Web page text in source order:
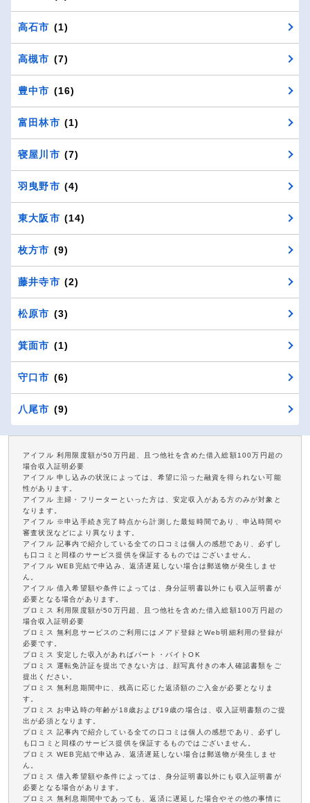
高石市 (1)
高槻市 (7)
豊中市 (16)
富田林市 (1)
寝屋川市 (7)
羽曳野市 (4)
東大阪市 (14)
枚方市 (9)
藤井寺市 (2)
松原市 (3)
箕面市 (1)
守口市 (6)
八尾市 (9)
アイフル 利用限度額が50万円超、且つ他社を含めた借入総額100万円超の
場合収入証明必要
アイフル 申し込みの状況によっては、希望に沿った融資を得られない可能
性があります。
アイフル 主婦・フリーターといった方は、安定収入がある方のみが対象と
なります。
アイフル ※申込手続き完了時点から計測した最短時間であり、申込時間や
審査状況などにより異なります。
アイフル 記事内で紹介している全ての口コミは個人の感想であり、必ずし
も口コミと同様のサービス提供を保証するものではございません。
アイフル WEB完結で申込み、返済遅延しない場合は郵送物が発生しませ
ん。
アイフル 借入希望額や条件によっては、身分証明書以外にも収入証明書が
必要となる場合があります。
プロミス 利用限度額が50万円超、且つ他社を含めた借入総額100万円超の
場合収入証明必要
プロミス 無利息サービスのご利用にはメアド登録とWeb明細利用の登録が
必要です。
プロミス 安定した収入があればパート・バイトOK
プロミス 運転免許証を提出できない方は、顔写真付きの本人確認書類をご
提出ください。
プロミス 無利息期間中に、残高に応じた返済額のご入金が必要となりま
す。
プロミス お申込時の年齢が18歳および19歳の場合は、収入証明書類のご提
出が必須となります。
プロミス 記事内で紹介している全ての口コミは個人の感想であり、必ずし
も口コミと同様のサービス提供を保証するものではございません。
プロミス WEB完結で申込み、返済遅延しない場合は郵送物が発生しませ
ん。
プロミス 借入希望額や条件によっては、身分証明書以外にも収入証明書が
必要となる場合があります。
プロミス 無利息期間中であっても、返済に遅延した場合やその他の事情に